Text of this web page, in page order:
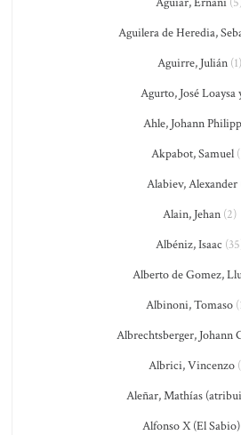
Aguilera de Heredia,
Aguirre, Julián(1)
Agurto, José Loaysa
Ahle, Johann Philipp
Akpabot, Samuel
Alabiev, Alexander
Alain, Jehan(2)
Albéniz, Isaac
Alberto de Gomez,
Albinoni, Tomaso
Albrechtsberger, Johann
Albrici, Vincenzo
Aleñar, Mathías
Alfonso X (El Sabio)